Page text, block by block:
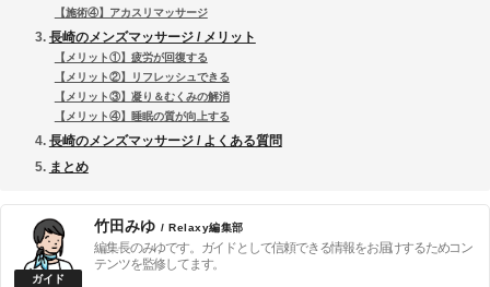
【施術④】アカスリマッサージ
長崎のメンズマッサージ / メリット
【メリット①】疲労が回復する
【メリット②】リフレッシュできる
【メリット③】凝り＆むくみの解消
【メリット④】睡眠の質が向上する
長崎のメンズマッサージ / よくある質問
まとめ
竹田みゆ / Relaxy編集部
編集長のみゆです。ガイドとして信頼できる情報をお届けするためコン
テンツを監修してます。